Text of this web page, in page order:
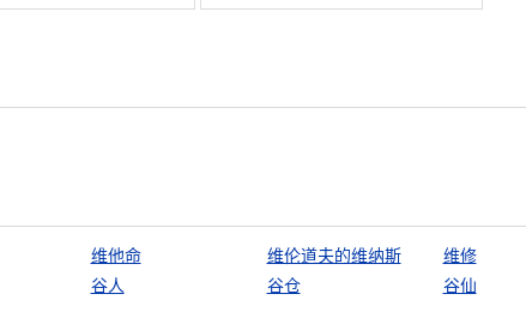
维他命 维伦道夫的维纳斯
维修
谷人 谷仓 谷仙